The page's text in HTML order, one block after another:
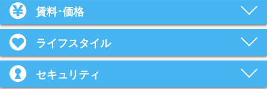
賃料･価格
ライフスタイル
セキュリティ